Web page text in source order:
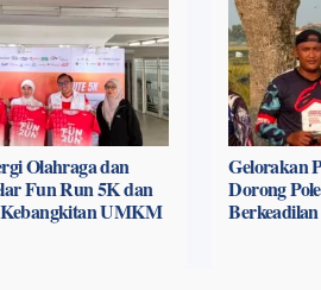
Olahraga dan
Fun Run 5K dan
UMKM
Gelorakan
Dorong